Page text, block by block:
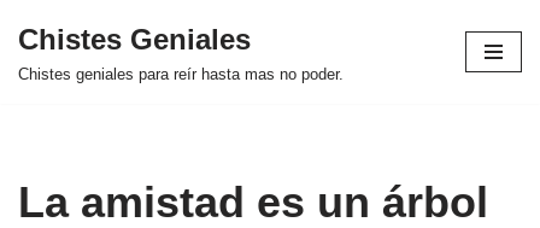
Saltar
Chistes Geniales
Chistes geniales para reír hasta mas no poder.
La amistad es un árbol